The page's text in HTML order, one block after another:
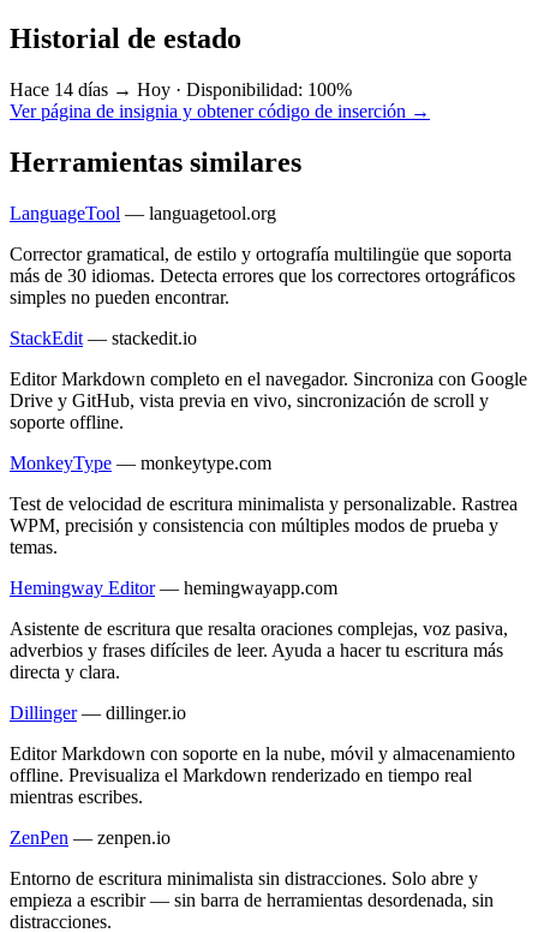
Historial de estado
Hace 14 días → Hoy · Disponibilidad: 100%
Ver página de insignia y obtener código de inserción →
Herramientas similares
LanguageTool — languagetool.org
Corrector gramatical, de estilo y ortografía multilingüe que soporta
más de 30 idiomas. Detecta errores que los correctores ortográficos
simples no pueden encontrar.
StackEdit — stackedit.io
Editor Markdown completo en el navegador. Sincroniza con Google
Drive y GitHub, vista previa en vivo, sincronización de scroll y
soporte offline.
MonkeyType — monkeytype.com
Test de velocidad de escritura minimalista y personalizable. Rastrea
WPM, precisión y consistencia con múltiples modos de prueba y
temas.
Hemingway Editor — hemingwayapp.com
Asistente de escritura que resalta oraciones complejas, voz pasiva,
adverbios y frases difíciles de leer. Ayuda a hacer tu escritura más
directa y clara.
Dillinger — dillinger.io
Editor Markdown con soporte en la nube, móvil y almacenamiento
offline. Previsualiza el Markdown renderizado en tiempo real
mientras escribes.
ZenPen — zenpen.io
Entorno de escritura minimalista sin distracciones. Solo abre y
empieza a escribir — sin barra de herramientas desordenada, sin
distracciones.